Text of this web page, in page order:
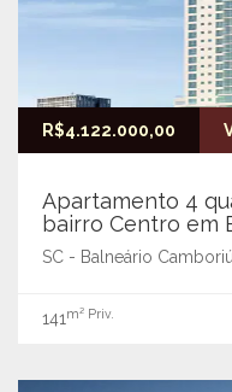
R$4.122.000,00
Apartamento 4
bairro Centro em
SC - Balneário
141 m² Priv.